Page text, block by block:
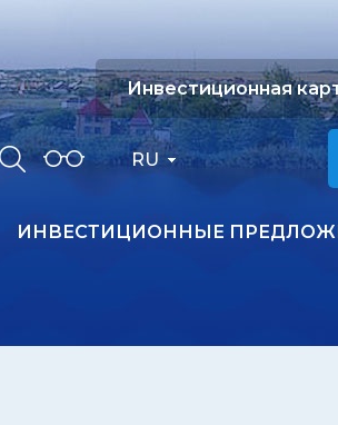
RU
Инвестиционная
ИНВЕСТИЦИОННЫЕ